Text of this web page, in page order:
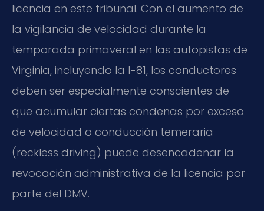
licencia en este tribunal. Con el aumento de
la vigilancia de velocidad durante la
temporada primaveral en las autopistas de
Virginia, incluyendo la I-81, los conductores
deben ser especialmente conscientes de
que acumular ciertas condenas por exceso
de velocidad o conducción temeraria
(reckless driving) puede desencadenar la
revocación administrativa de la licencia por
parte del DMV.